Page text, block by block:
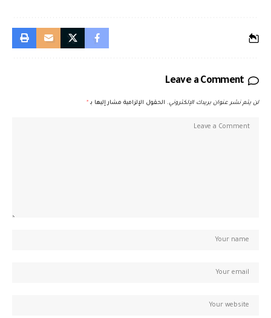
Leave a Comment
لن يتم نشر عنوان بريدك الإلكتروني. الحقول الإلزامية مشار إليها بـ *